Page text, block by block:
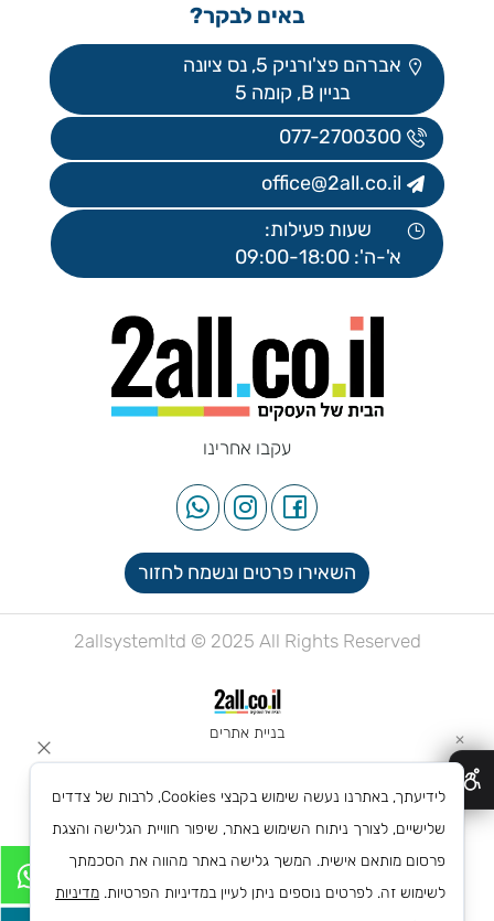
באים לבקר?
אברהם פצ'ורניק 5, נס ציונה
בניין B, קומה 5
077-2700300
office@2all.co.il
שעות פעילות:
א'-ה': 09:00-18:00
עקבו אחרינו
השאירו פרטים ונשמח לחזור
2allsystemltd © 2025 All Rights Reserved
בניית אתרים ✕
לידיעתך, באתרנו נעשה שימוש בקבצי Cookies, לרבות של צדדים
שלישיים, לצורך ניתוח השימוש באתר, שיפור חוויית הגלישה והצגת
פרסום מותאם אישית. המשך גלישה באתר מהווה את הסכמתך
לשימוש זה. לפרטים נוספים ניתן לעיין במדיניות הפרטיות. מדיניות